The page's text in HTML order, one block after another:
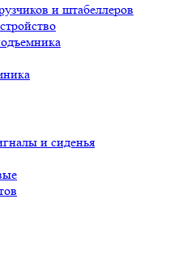
и штабеллеров
и сиденья